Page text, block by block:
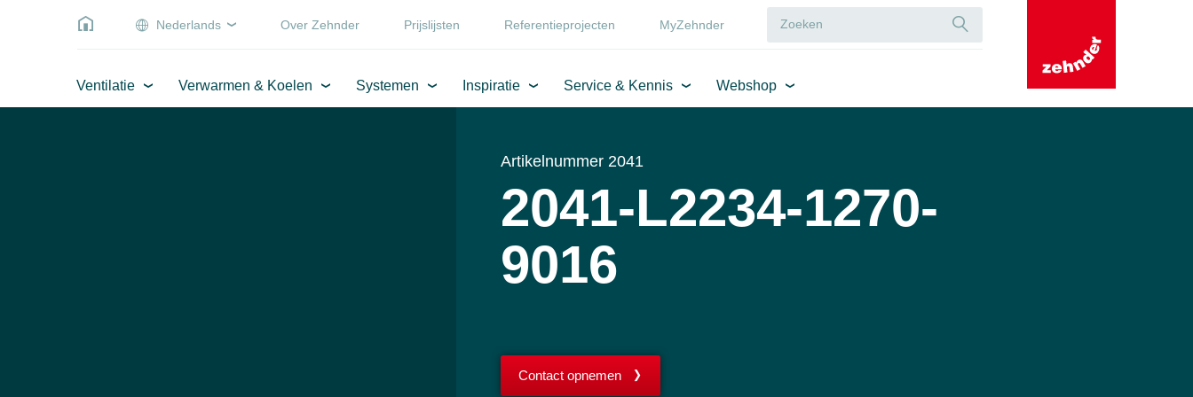
Nederlands Over Zehnder Prijslijsten Referentieprojecten MyZehnder
Ventilatie Verwarmen & Koelen Systemen Inspiratie Service & Kennis Webshop
Artikelnummer 2041
2041-L2234-1270-
9016
Contact opnemen